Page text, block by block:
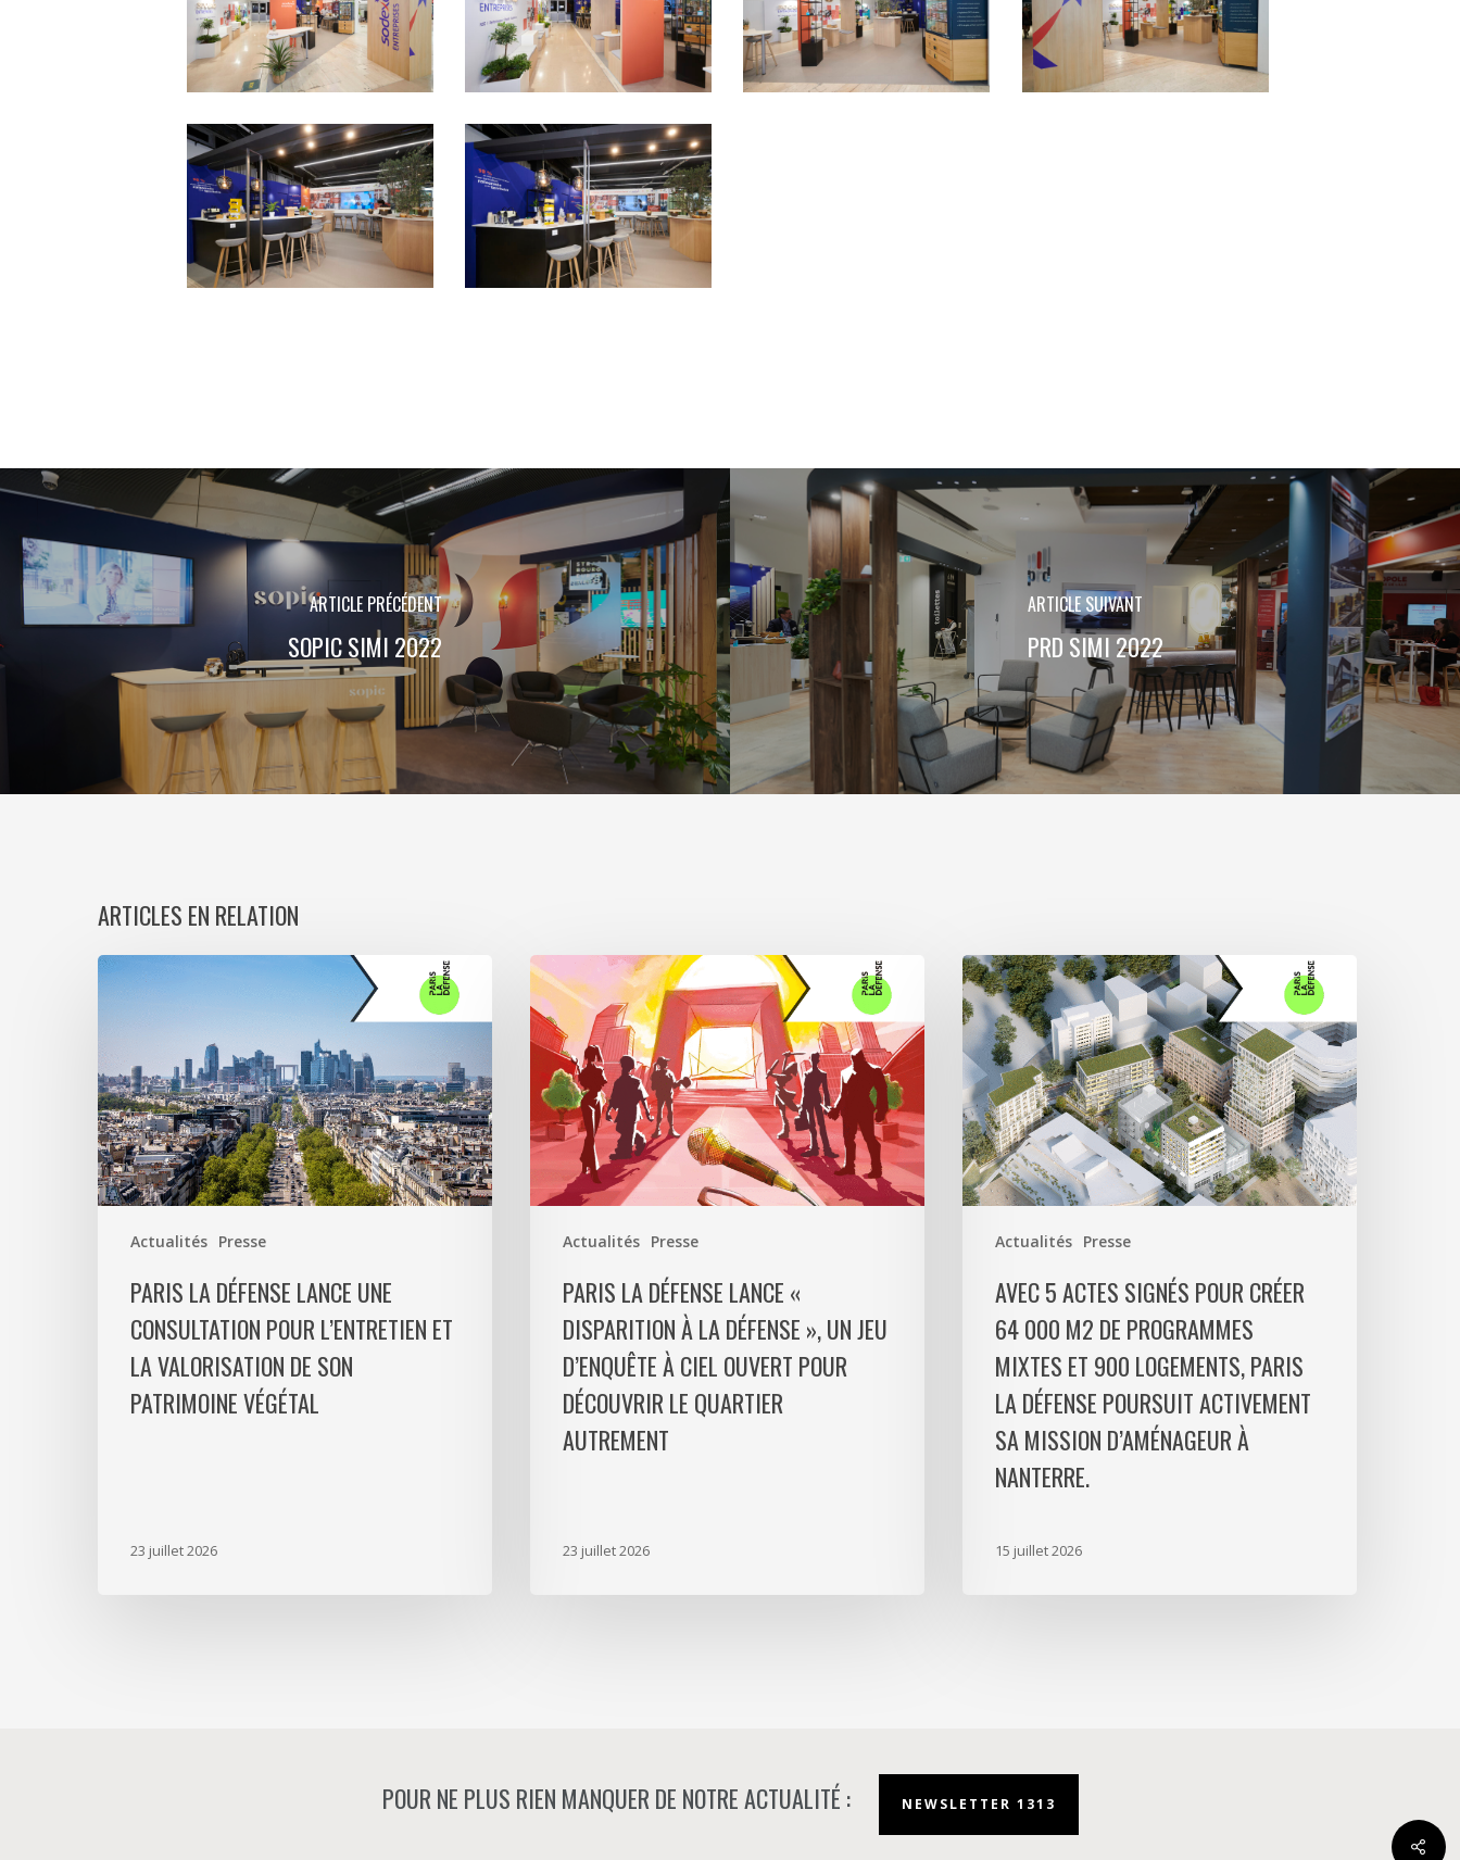
ARTICLE PRÉCÉDENT
SOPIC SIMI 2022
ARTICLE SUIVANT
PRD SIMI 2022
ARTICLES EN RELATION
Actualités Presse
Paris
La
Défense
une
consultation
pour
l’entretien
et
valorisation
patrimoine
végétal
PARIS LA DÉFENSE LANCE UNE
CONSULTATION POUR L’ENTRETIEN ET
LA VALORISATION DE SON
PATRIMOINE VÉGÉTAL
23 juillet 2026
Actualités Presse
Paris
La
Défense
lance
Disparition
à
Défense
d’enquête
ouvert
découvrir
PARIS LA DÉFENSE LANCE «
DISPARITION À LA DÉFENSE », UN JEU
D’ENQUÊTE À CIEL OUVERT POUR
DÉCOUVRIR LE QUARTIER
AUTREMENT
23 juillet 2026
Actualités Presse
Avec
5
actes
signés
pour
créer
64
000
m2
programmes
logements,
Paris
Défense
poursuit
mission
AVEC 5 ACTES SIGNÉS POUR CRÉER
64 000 M2 DE PROGRAMMES
MIXTES ET 900 LOGEMENTS, PARIS
LA DÉFENSE POURSUIT ACTIVEMENT
SA MISSION D’AMÉNAGEUR À
NANTERRE.
15 juillet 2026
POUR NE PLUS RIEN MANQUER DE NOTRE ACTUALITÉ : NEWSLETTER 1313